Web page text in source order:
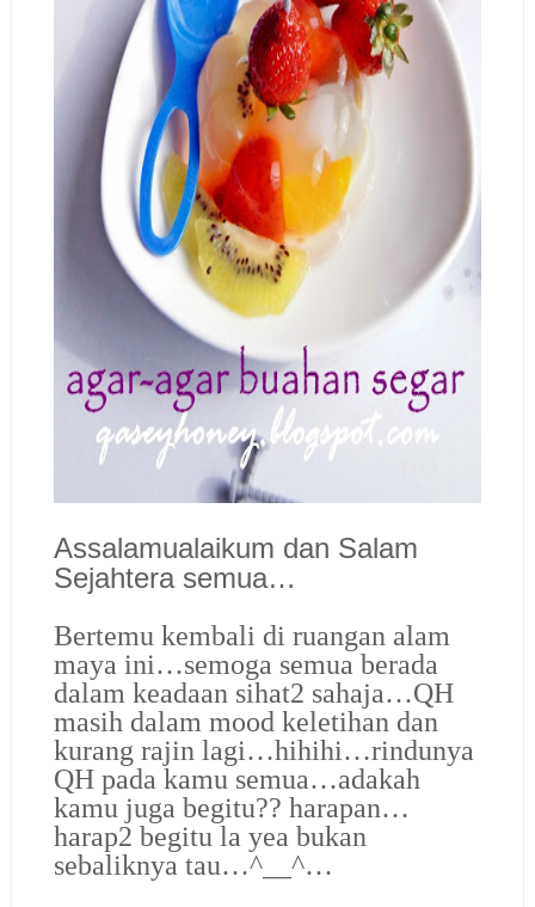
Assalamualaikum dan Salam
Sejahtera semua…
Bertemu kembali di ruangan alam
maya ini…semoga semua berada
dalam keadaan sihat2 sahaja…QH
masih dalam mood keletihan dan
kurang rajin lagi…hihihi…rindunya
QH pada kamu semua…adakah
kamu juga begitu?? harapan…
harap2 begitu la yea bukan
sebaliknya tau…^__^…